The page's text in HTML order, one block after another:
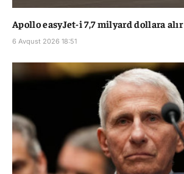
Apollo easyJet-i 7,7 milyard dollara alır
6 Avqust 2026 18:51